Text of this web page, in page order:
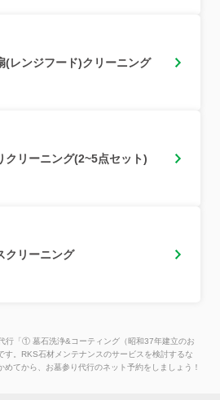
(レンジフード)クリーニング
クリーニング(2~5点セット)
クリーニング
行「① 墓石洗浄&コーティング（昭和37年建立のお
す。RKS石材メンテナンスのサービスを検討するな
めてから、お墓参り代行のネット予約をしましょう！